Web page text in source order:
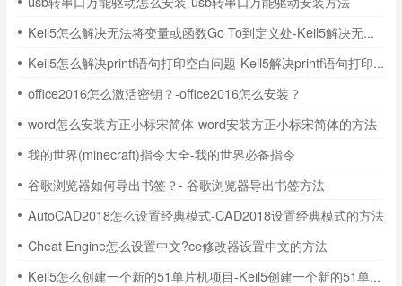
Keil5怎么解决无法将变量或函数Go To到定义处-Keil5解决无法将变量或函数Go To到定义处的方法
Keil5怎么解决printf语句打印空白问题-Keil5解决printf语句打印空白问题的方法
office2016怎么激活密钥？-office2016怎么安装？
word怎么安装方正小标宋简体-word安装方正小标宋简体的方法
我的世界(minecraft)指令大全-我的世界必备指令
谷歌浏览器如何导出书签？- 谷歌浏览器导出书签方法
AutoCAD2018怎么设置经典模式-CAD2018设置经典模式的方法
Cheat Engine怎么设置中文?ce修改器设置中文的方法
Keil5怎么创建一个新的51单片机项目-Keil5创建一个新的51单片机项目的方法